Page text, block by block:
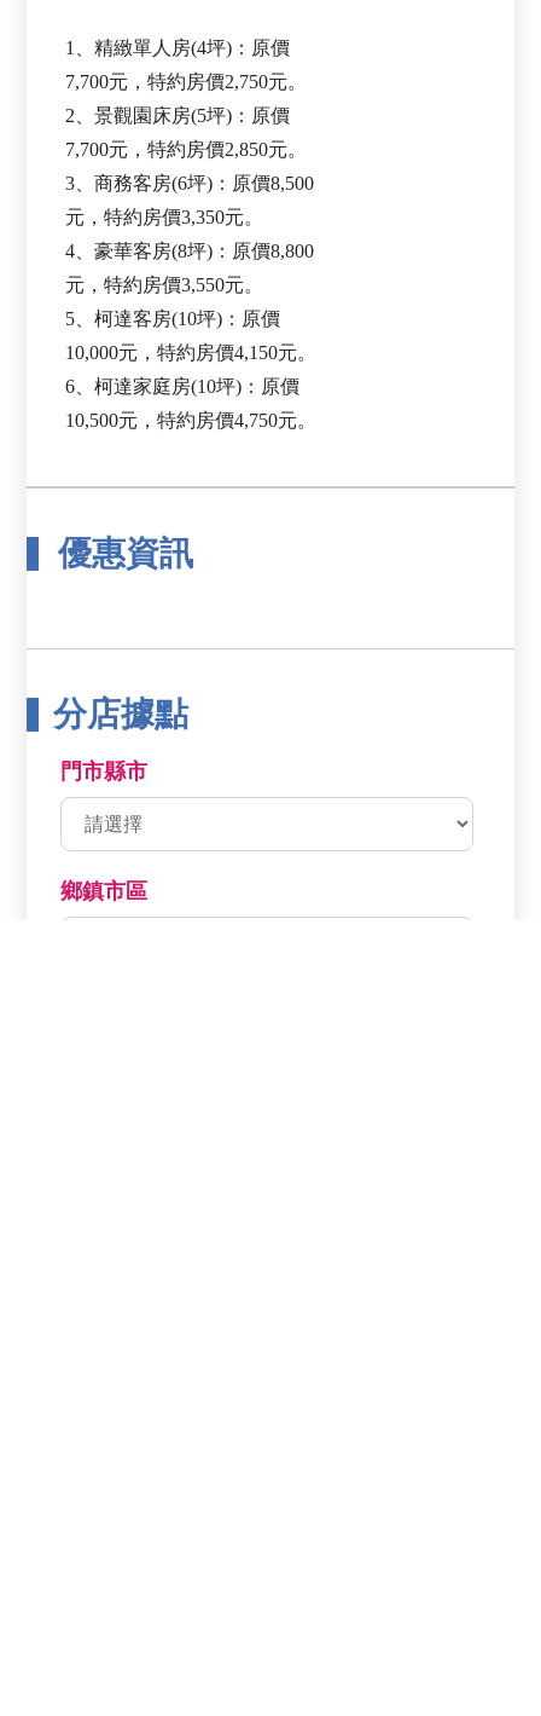
1、精緻單人房(4坪)：原價
7,700元，特約房價2,750元。
2、景觀園床房(5坪)：原價
7,700元，特約房價2,850元。
3、商務客房(6坪)：原價8,500
元，特約房價3,350元。
4、豪華客房(8坪)：原價8,800
元，特約房價3,550元。
5、柯達客房(10坪)：原價
10,000元，特約房價4,150元。
6、柯達家庭房(10坪)：原價
優惠資訊
分店據點
門市縣市
鄉鎮市區